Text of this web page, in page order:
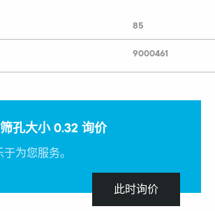
85
9000461
孔大小 0.32 询价
为您服务。
此时询价